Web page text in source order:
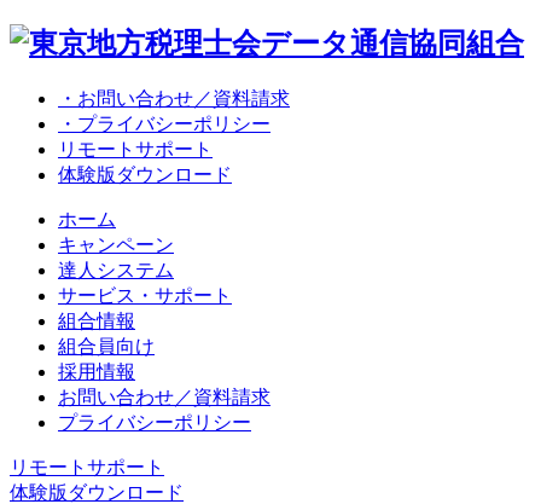
・お問い合わせ／資料請求
・プライバシーポリシー
リモートサポート
体験版ダウンロード
ホーム
キャンペーン
達人システム
サービス・サポート
組合情報
組合員向け
採用情報
お問い合わせ／資料請求
プライバシーポリシー
リモートサポート
体験版ダウンロード